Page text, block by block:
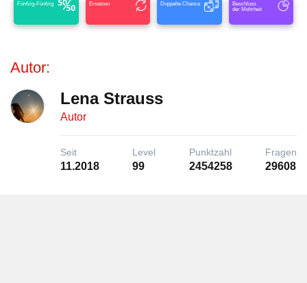
Fünfzig-Fünfzig Ersetzen Doppelte Chance
Beschluss
der Mehrheit
Autor:
Lena Strauss
Autor
Seit
11.2018
Level
99
Punktzahl
2454258
Fragen
29608